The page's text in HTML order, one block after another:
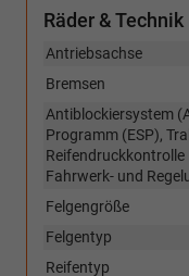
Räder & Technik
Antriebsachse
Bremsen
Antiblockiersystem
Programm (ESP),
Reifendruckkontrolle
Fahrwerk- und
Felgengröße
Felgentyp
Reifentyp